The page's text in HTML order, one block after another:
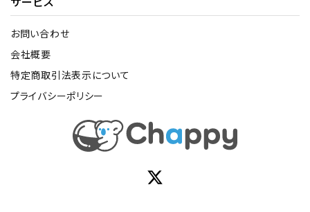
お問い合わせ
会社概要
特定商取引法表示について
プライバシーポリシー